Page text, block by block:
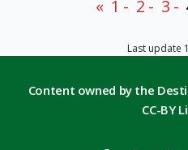
« 1 2 3
Last update
Content owned by the
CC-BY